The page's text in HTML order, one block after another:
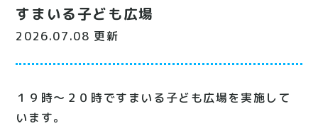
すまいる子ども広場
2026.07.08 更新
１９時～２０時ですまいる子ども広場を実施して
います。